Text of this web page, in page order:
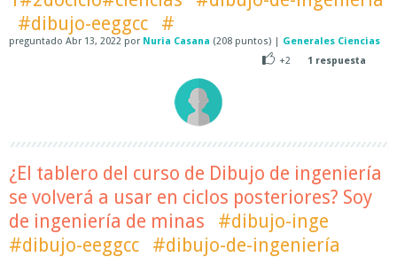
#dibujo-eeggcc
#
preguntado Abr 13, 2022 por Nuria Casana (208 puntos) | Generales Ciencias
+2
1 respuesta
¿El tablero del curso de Dibujo de ingeniería
se volverá a usar en ciclos posteriores? Soy
de ingeniería de minas
#dibujo-inge
#dibujo-eeggcc
#dibujo-de-ingeniería